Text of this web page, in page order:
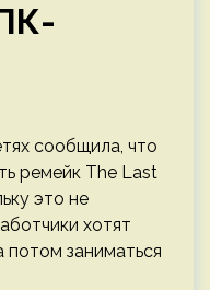
сообщила, что
ремейк The Last
это не
хотят
заниматься